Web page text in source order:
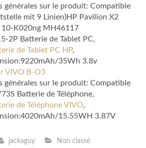
générales sur le produit: Compatible
mit 9 Linien)HP Pavilion X2
10-K020ng MH46117
2P Batterie de Tablet PC,
de Tablet PC HP,
35Wh 3.8v
VIVO B-O3
générales sur le produit: Compatible
Batterie de Téléphone,
de Téléphone VIVO,
15.55WH 3.87V
jackaguy Non classé